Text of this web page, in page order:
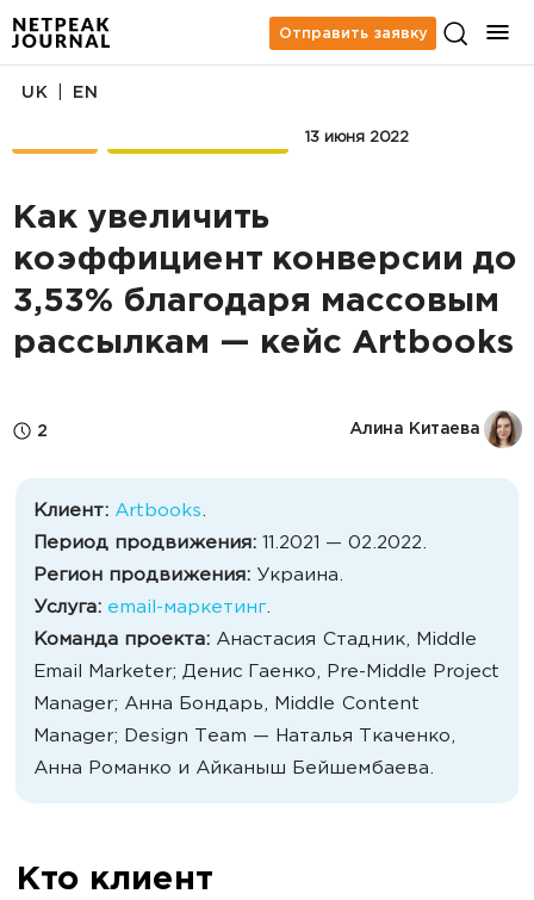
Отправить заявку
13 июня 2022
UK EN
Как увеличить
коэффициент конверсии до
3,53% благодаря массовым
рассылкам — кейс Artbooks
2 Алина Китаева
Клиент: Artbooks.
Период продвижения: 11.2021 — 02.2022.
Регион продвижения: Украина.
Услуга: email-маркетинг.
Команда проекта: Анастасия Стадник, Middle
Email Marketer; Денис Гаенко, Pre-Middle Project
Manager; Анна Бондарь, Middle Content
Manager; Design Team — Наталья Ткаченко,
Анна Романко и Айканыш Бейшембаева.
Кто клиент